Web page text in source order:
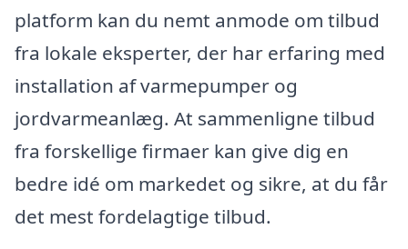
platform kan du nemt anmode om tilbud
fra lokale eksperter, der har erfaring med
installation af varmepumper og
jordvarmeanlæg. At sammenligne tilbud
fra forskellige firmaer kan give dig en
bedre idé om markedet og sikre, at du får
det mest fordelagtige tilbud.